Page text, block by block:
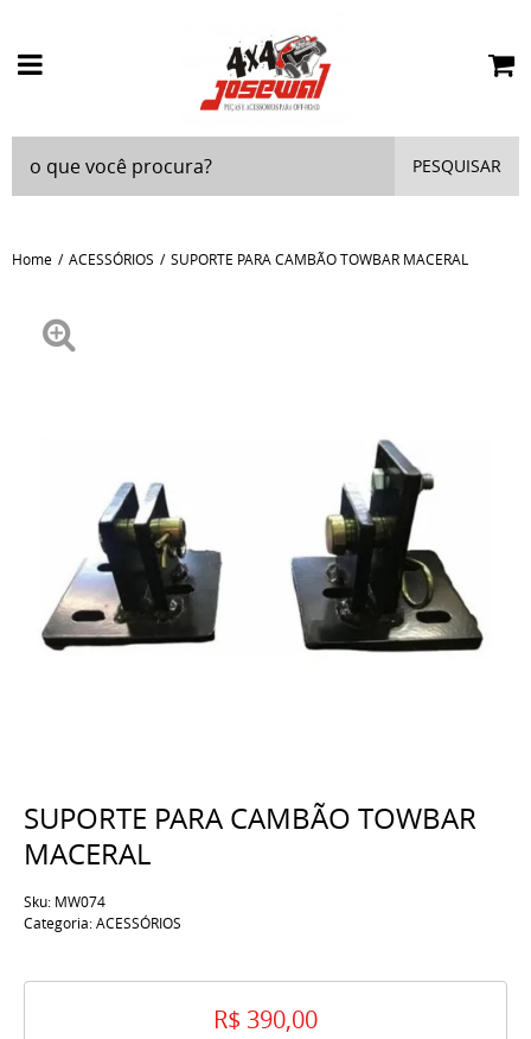
PESQUISAR
Home ACESSÓRIOS SUPORTE PARA CAMBÃO TOWBAR MACERAL
SUPORTE PARA CAMBÃO TOWBAR
MACERAL
Sku: MW074
Categoria:ACESSÓRIOS
R$ 390,00